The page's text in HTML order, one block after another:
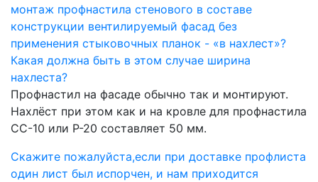
монтаж профнастила стенового в составе
конструкции вентилируемый фасад без
применения стыковочных планок - «в нахлест»?
Какая должна быть в этом случае ширина
нахлеста?
Профнастил на фасаде обычно так и монтируют.
Нахлёст при этом как и на кровле для профнастила
СС-10 или Р-20 составляет 50 мм.
Скажите пожалуйста,если при доставке профлиста
один лист был испорчен, и нам приходится